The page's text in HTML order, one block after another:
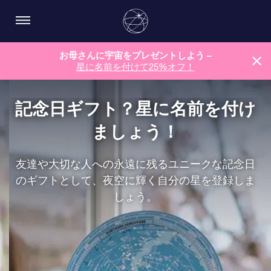
お母さんに宇宙をプレゼントしよう –
星に名前を付けて25%オフ！
記念日ギフト？星に名前を付け
ましょう！
友達や大切な人への永遠に残るユニークな記念日
のギフトとして、夜空に輝く自分の星を登録しま
しょう。